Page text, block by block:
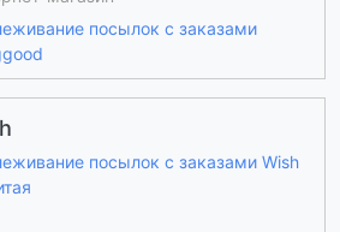
посылок с заказами
посылок с заказами Wish